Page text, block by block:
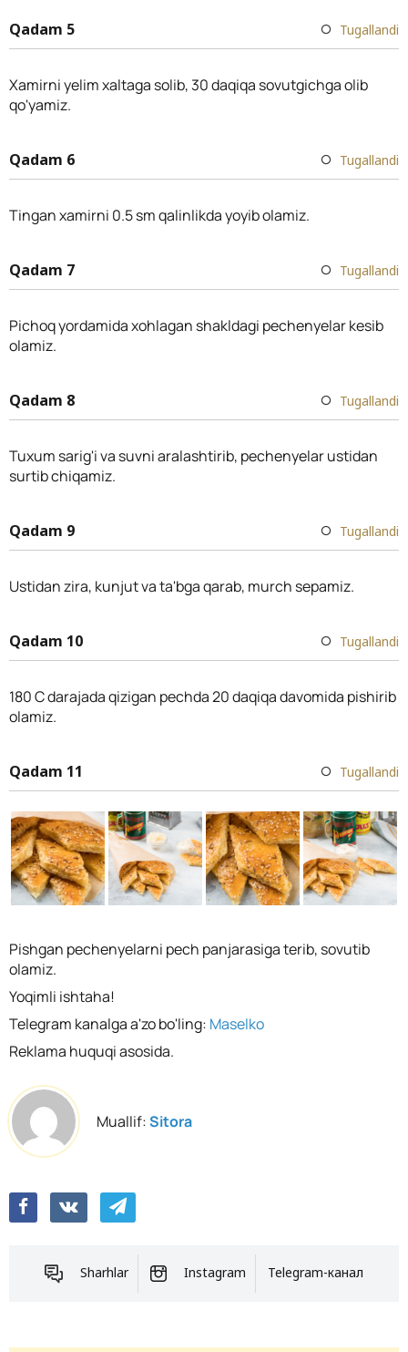
Qadam 5 Tugallandi
Xamirni yelim xaltaga solib, 30 daqiqa sovutgichga olib
qo'yamiz.
Qadam 6 Tugallandi
Tingan xamirni 0.5 sm qalinlikda yoyib olamiz.
Qadam 7 Tugallandi
Pichoq yordamida xohlagan shakldagi pechenyelar kesib
olamiz.
Qadam 8 Tugallandi
Tuxum sarig'i va suvni aralashtirib, pechenyelar ustidan
surtib chiqamiz.
Qadam 9 Tugallandi
Ustidan zira, kunjut va ta'bga qarab, murch sepamiz.
Qadam 10 Tugallandi
180 C darajada qizigan pechda 20 daqiqa davomida pishirib
olamiz.
Qadam 11 Tugallandi
Pishgan pechenyelarni pech panjarasiga terib, sovutib
olamiz.
Yoqimli ishtaha!
Telegram kanalga a'zo bo'ling: Maselko
Reklama huquqi asosida.
Muallif:Sitora
Sharhlar Instagram Telegram-канал